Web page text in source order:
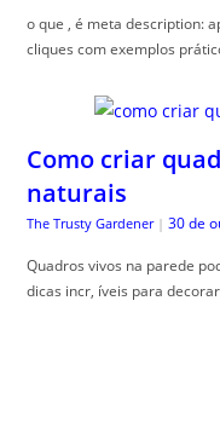
o que , é meta description:
cliques com exemplos
Como criar
naturais
The Trusty Gardener | 30 de
Quadros vivos na parede
dicas incr, íveis para